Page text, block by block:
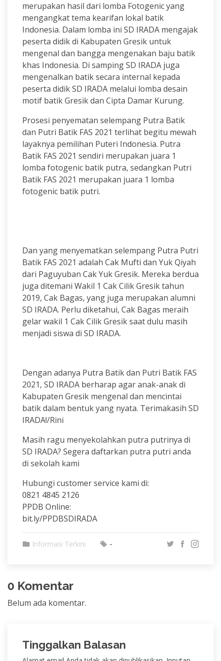
merupakan hasil dari lomba Fotogenic yang
mengangkat tema kearifan lokal batik
Indonesia. Dalam lomba ini SD IRADA mengajak
peserta didik di Kabupaten Gresik untuk
mengenal dan bangga mengenakan baju batik
khas Indonesia. Di samping SD IRADA juga
mengenalkan batik secara internal kepada
peserta didik SD IRADA melalui lomba desain
motif batik Gresik dan Cipta Damar Kurung.
Prosesi penyematan selempang Putra Batik
dan Putri Batik FAS 2021 terlihat begitu mewah
layaknya pemilihan Puteri Indonesia. Putra
Batik FAS 2021 sendiri merupakan juara 1
lomba fotogenic batik putra, sedangkan Putri
Batik FAS 2021 merupakan juara 1 lomba
fotogenic batik putri.
Dan yang menyematkan selempang Putra Putri
Batik FAS 2021 adalah Cak Mufti dan Yuk Qiyah
dari Paguyuban Cak Yuk Gresik. Mereka berdua
juga ditemani Wakil 1 Cak Cilik Gresik tahun
2019, Cak Bagas, yang juga merupakan alumni
SD IRADA. Perlu diketahui, Cak Bagas meraih
gelar wakil 1 Cak Cilik Gresik saat dulu masih
menjadi siswa di SD IRADA.
Dengan adanya Putra Batik dan Putri Batik FAS
2021, SD IRADA berharap agar anak-anak di
Kabupaten Gresik mengenal dan mencintai
batik dalam bentuk yang nyata. Terimakasih SD
IRADA!/Rini
Masih ragu menyekolahkan putra putrinya di
SD IRADA? Segera daftarkan putra putri anda
di sekolah kami
Hubungi customer service kami di:
0821 4845 2126
PPDB Online:
bit.ly/PPDBSDIRADA
Informasi Terkini -
0 Komentar
Belum ada komentar.
Tinggalkan Balasan